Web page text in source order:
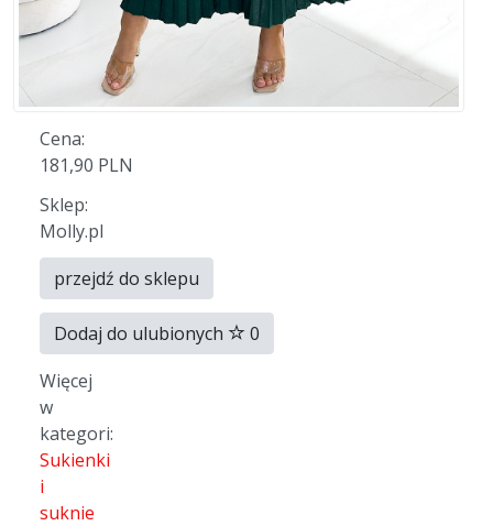
Cena:
181,90 PLN
Sklep:
Molly.pl
przejdź do sklepu
Dodaj do ulubionych
0
Więcej
w
kategori:
Sukienki
i
suknie